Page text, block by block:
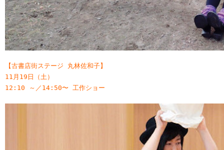
【古書店街ステージ 丸林佐和子】
11月19日（土）
12:10 ～／14:50〜 工作ショー